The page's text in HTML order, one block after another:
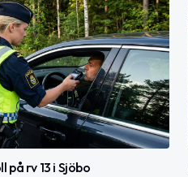
rv 13 i Sjöbo